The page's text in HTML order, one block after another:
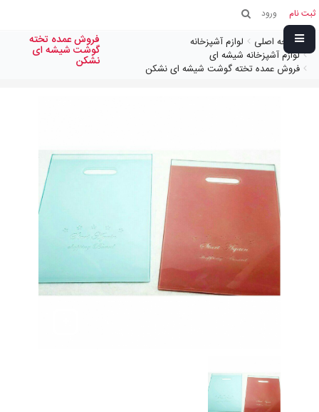
ثبت نام ورود
صفحه اصلی
لوازم آشپزخانه
لوازم آشپزخانه شیشه ای
فروش عمده تخته گوشت شیشه ای نشکن
فروش عمده تخته
گوشت شیشه ای
نشکن